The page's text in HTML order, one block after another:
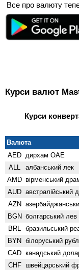
Все про валюту
Курси валют
Курси
Валюта
AED дирхам ОАЕ
ALL албанський лек
AMD вiрменський
AUD австралійський
AZN
BGN болгарський лев
BRL бразильський
BYN білоруський
CAD канадський
CHF швейцарський